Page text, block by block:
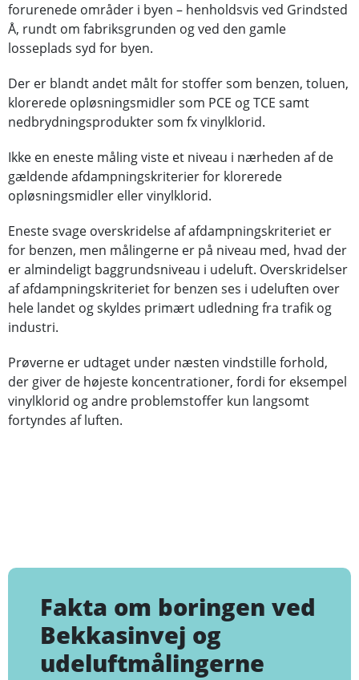
forurenede områder i byen – henholdsvis ved Grindsted
Å, rundt om fabriksgrunden og ved den gamle
losseplads syd for byen.
Der er blandt andet målt for stoffer som benzen, toluen,
klorerede opløsningsmidler som PCE og TCE samt
nedbrydningsprodukter som fx vinylklorid.
Ikke en eneste måling viste et niveau i nærheden af de
gældende afdampningskriterier for klorerede
opløsningsmidler eller vinylklorid.
Eneste svage overskridelse af afdampningskriteriet er
for benzen, men målingerne er på niveau med, hvad der
er almindeligt baggrundsniveau i udeluft. Overskridelser
af afdampningskriteriet for benzen ses i udeluften over
hele landet og skyldes primært udledning fra trafik og
industri.
Prøverne er udtaget under næsten vindstille forhold,
der giver de højeste koncentrationer, fordi for eksempel
vinylklorid og andre problemstoffer kun langsomt
fortyndes af luften.
Fakta om boringen ved
Bekkasinvej og
udeluftmålingerne